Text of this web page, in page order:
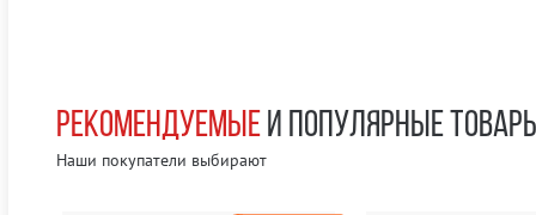
РЕКОМЕНДУЕМЫЕИ ПОПУЛЯРНЫЕ
Наши покупатели выбирают